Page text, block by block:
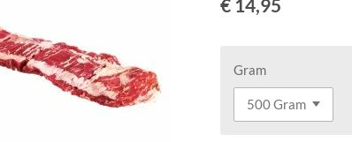
€ 14,95
Gram